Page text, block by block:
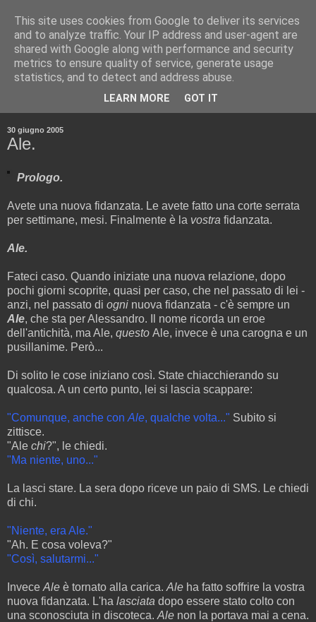
30 giugno 2005
Ale.
Prologo.
Avete una nuova fidanzata. Le avete fatto una corte serrata
per settimane, mesi. Finalmente è la vostra fidanzata.
Ale.
Fateci caso. Quando iniziate una nuova relazione, dopo
pochi giorni scoprite, quasi per caso, che nel passato di lei -
anzi, nel passato di ogni nuova fidanzata - c'è sempre un
Ale, che sta per Alessandro. Il nome ricorda un eroe
dell'antichità, ma Ale, questo Ale, invece è una carogna e un
pusillanime. Però...
Di solito le cose iniziano così. State chiacchierando su
qualcosa. A un certo punto, lei si lascia scappare:
"Comunque, anche con Ale, qualche volta..." Subito si
zittisce.
"Ale chi?", le chiedi.
"Ma niente, uno..."
La lasci stare. La sera dopo riceve un paio di SMS. Le chiedi
di chi.
"Niente, era Ale."
"Ah. E cosa voleva?"
"Così, salutarmi..."
Invece Ale è tornato alla carica. Ale ha fatto soffrire la vostra
nuova fidanzata. L'ha lasciata dopo essere stato colto con
una sconosciuta in discoteca. Ale non la portava mai a cena.
This site uses cookies from Google to deliver its services
and to analyze traffic. Your IP address and user-agent are
shared with Google along with performance and security
metrics to ensure quality of service, generate usage
statistics, and to detect and address abuse.
LEARN MORE GOT IT